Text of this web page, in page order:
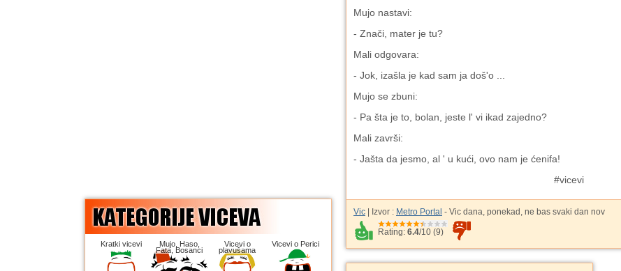
Mujo nastavi:
- Znači, mater je tu?
Mali odgovara:
- Jok, izašla je kad sam ja doš'o ...
Mujo se zbuni:
- Pa šta je to, bolan, jeste l' vi ikad zajedno?
Mali završi:
- Jašta da jesmo, al ' u kući, ovo nam je ćenifa!
#vicevi
Vic | Izvor : Metro Portal - Vic dana, ponekad, ne bas svaki dan nov
Rating: 6.4/10 (9)
Kratki vicevi Mujo, Haso,
Fata, Bosanci
Vicevi o
plavušama
Vicevi o Perici